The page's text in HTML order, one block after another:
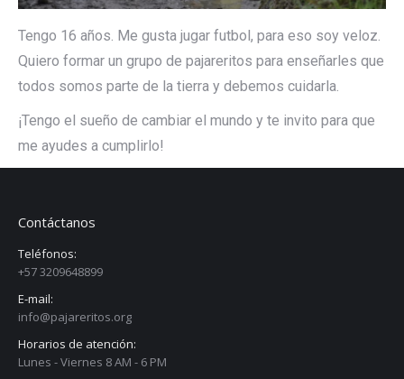
Tengo 16 años. Me gusta jugar futbol, para eso soy veloz.
Quiero formar un grupo de pajareritos para enseñarles que
todos somos parte de la tierra y debemos cuidarla.
¡Tengo el sueño de cambiar el mundo y te invito para que
me ayudes a cumplirlo!
Contáctanos
Teléfonos:
+57 3209648899
E-mail:
info@pajareritos.org
Horarios de atención:
Lunes - Viernes 8 AM - 6 PM